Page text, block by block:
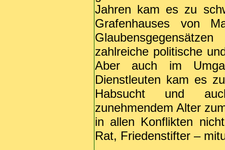
Jahren kam es zu
Grafenhauses von
zahlreiche politische
Aber auch im
Dienstleuten kam es
Habsucht und
zunehmendem Alter
in allen Konflikten
Rat, Friedenstifter –